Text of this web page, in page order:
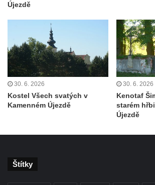
Vilémově
Centrální kříž na novém hřbitově ve
Vilémově
Kříž u kostela Nanebevzetí Panny Marie na
křížové cestě ve Vilémově
Kříž u cesty mezi Růžovou a Kamenickou
Strání
Kříže ve Frýdlantu
Újezdě
30. 6. 2026
Kostel Všech svatých v
Kamenném Újezdě
30. 6. 2026
Kenotaf
starém
Újezdě
Štítky